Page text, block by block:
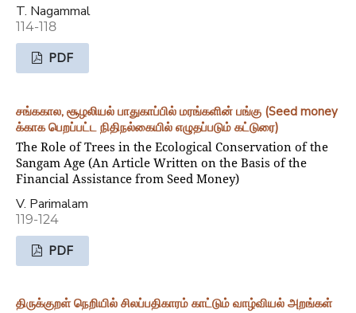
T. Nagammal
114-118
PDF
சங்ககால, சூழலியல் பாதுகாப்பில் மரங்களின் பங்கு (Seed money
க்காக பெறப்பட்ட நிதிநல்கையில் எழுதப்படும் கட்டுரை)
The Role of Trees in the Ecological Conservation of the
Sangam Age (An Article Written on the Basis of the
Financial Assistance from Seed Money)
V. Parimalam
119-124
PDF
திருக்குறள் நெறியில் சிலப்பதிகாரம் காட்டும் வாழ்வியல் அறங்கள்